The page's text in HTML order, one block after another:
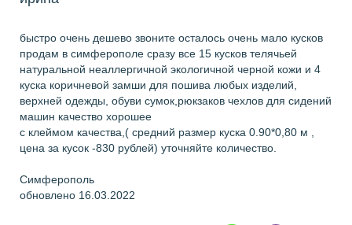
быстро очень дешево звоните осталось очень мало кусков
продам в симферополе сразу все 15 кусков телячьей
натуральной неаллергичной экологичной черной кожи и 4
куска коричневой замши для пошива любых изделий,
верхней одежды, обуви сумок,рюкзаков чехлов для сидений
машин качество хорошее
с клеймом качества,( средний размер куска 0.90*0,80 м ,
цена за кусок -830 рублей) уточняйте количество.
Симферополь
обновлено 16.03.2022